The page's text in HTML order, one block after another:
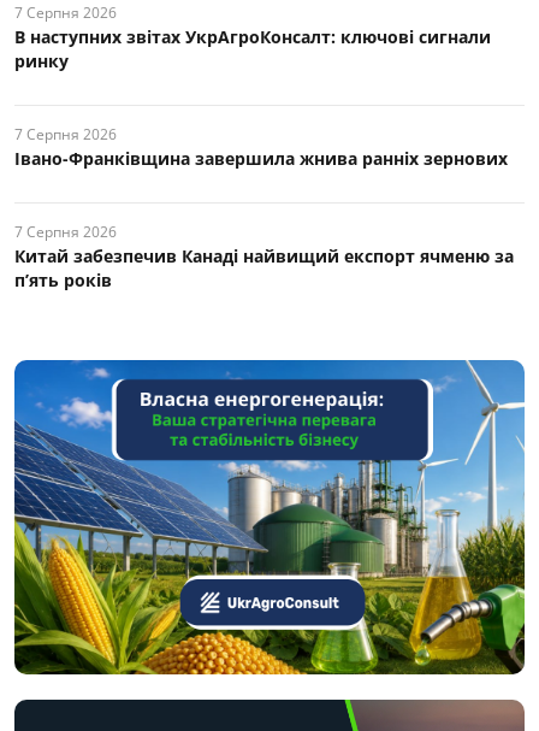
7 Серпня 2026
В наступних звітах УкрАгроКонсалт: ключові cигнали
ринку
7 Серпня 2026
Івано-Франківщина завершила жнива ранніх зернових
7 Серпня 2026
Китай забезпечив Канаді найвищий експорт ячменю за
п’ять років